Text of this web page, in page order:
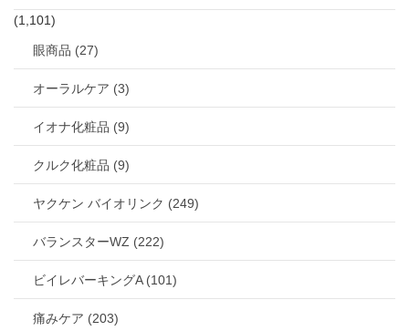
(1,101)
眼商品 (27)
オーラルケア (3)
イオナ化粧品 (9)
クルク化粧品 (9)
ヤクケン バイオリンク (249)
バランスターWZ (222)
ビイレバーキングA (101)
痛みケア (203)